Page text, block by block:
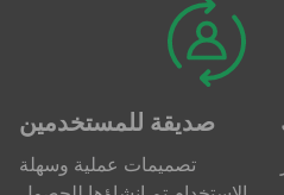
صديقة للمستخدمين
تصميمات عملية وسهلة